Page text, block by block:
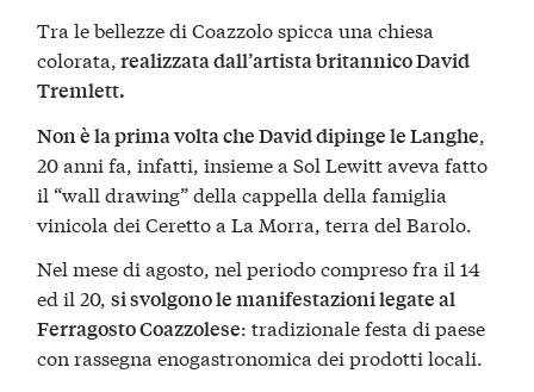
Tra le bellezze di Coazzolo spicca una chiesa
colorata,realizzata dall’artista britannico David
Tremlett.
Non è la prima volta che David dipinge le Langhe,
20 anni fa, infatti, insieme a Sol Lewitt aveva fatto
il “wall drawing” della cappella della famiglia
vinicola dei Ceretto a La Morra, terra del Barolo.
Nel mese di agosto, nel periodo compreso fra il 14
ed il 20,si svolgono le manifestazioni legate al
Ferragosto Coazzolese: tradizionale festa di paese
con rassegna enogastronomica dei prodotti locali.